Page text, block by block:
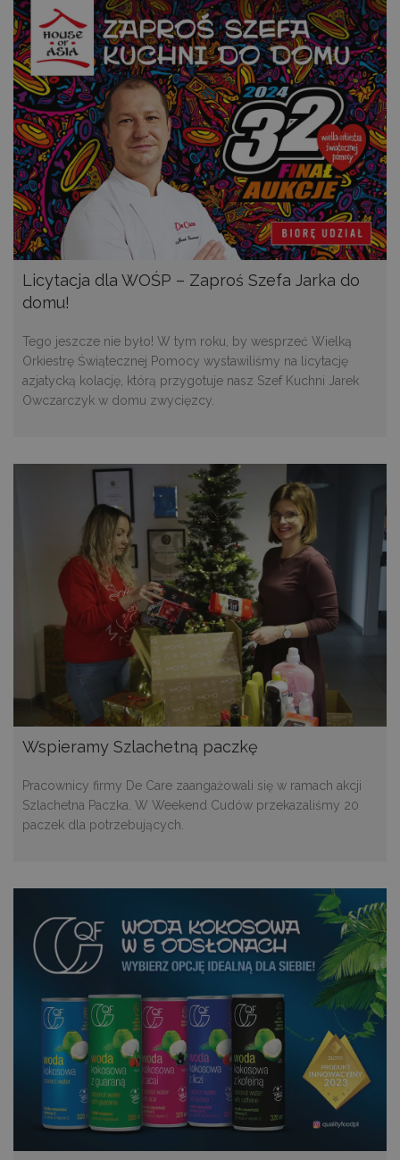
Licytacja dla WOŚP – Zaproś Szefa Jarka do
domu!
Tego jeszcze nie było! W tym roku, by wesprzeć Wielką
Orkiestrę Świątecznej Pomocy wystawiliśmy na licytację
azjatycką kolację, którą przygotuje nasz Szef Kuchni Jarek
Owczarczyk w domu zwycięzcy.
Wspieramy Szlachetną paczkę
Pracownicy firmy De Care zaangażowali się w ramach akcji
Szlachetna Paczka. W Weekend Cudów przekazaliśmy 20
paczek dla potrzebujących.